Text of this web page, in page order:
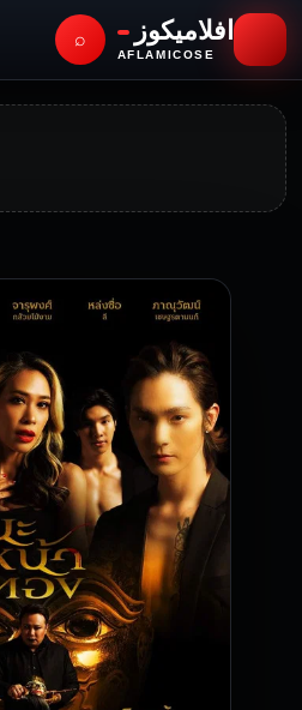
افلاميكوز
AFLAMICOSE
⌕